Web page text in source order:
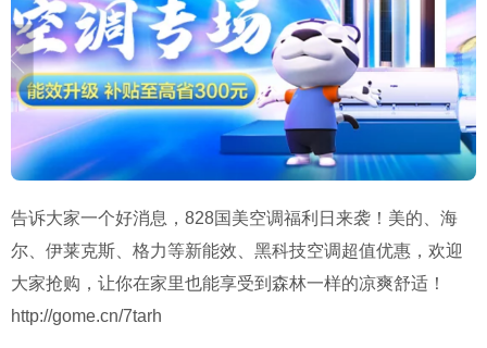
告诉大家一个好消息，828国美空调福利日来袭！美的、海
尔、伊莱克斯、格力等新能效、黑科技空调超值优惠，欢迎
大家抢购，让你在家里也能享受到森林一样的凉爽舒适！
http://gome.cn/7tarh